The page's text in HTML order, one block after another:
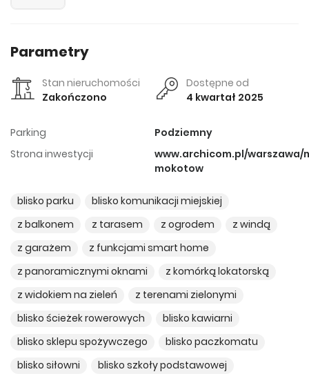
Parametry
Stan nieruchomości
Zakończono
Dostępne od
4 kwartał 2025
Parking
Podziemny
Strona inwestycji
www.archicom.pl/warszawa/
mokotow
blisko parku
blisko komunikacji miejskiej
z balkonem
z tarasem z ogrodem
z windą
z garażem
z funkcjami smart home
z panoramicznymi oknami
z komórką lokatorską
z widokiem na zieleń
z terenami zielonymi
blisko ścieżek rowerowych
blisko kawiarni
blisko sklepu spożywczego
blisko paczkomatu
blisko siłowni
blisko szkoły podstawowej